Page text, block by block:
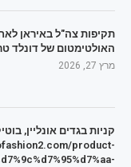
תקיפות צה"ל באיראן
האולטימטום של דונלד
מרץ 27, 2026
קניות בגדים אונליין,
product-